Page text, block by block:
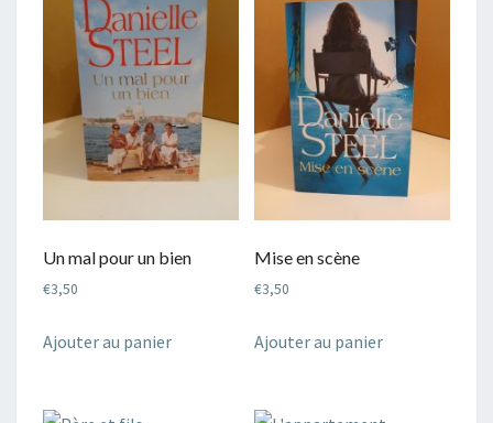
Un mal pour un bien
€3,50
Ajouter au panier
Mise en scène
€3,50
Ajouter au panier